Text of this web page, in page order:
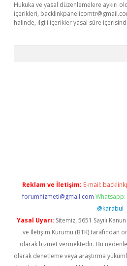
Hukuka ve yasal düzenlemelere aykırı
içerikleri,
halinde, ilgili içerikler yasal süre
Reklam ve İletişim: E-mail:
forumhizmeti@gmail.com Whatsapp:
@karabul
Yasal Uyarı: Sitemiz, 5651 Sayılı
ve İletişim Kurumu (BTK) tarafından
olarak hizmet vermektedir. Bu
olarak denetleme veya araştırma